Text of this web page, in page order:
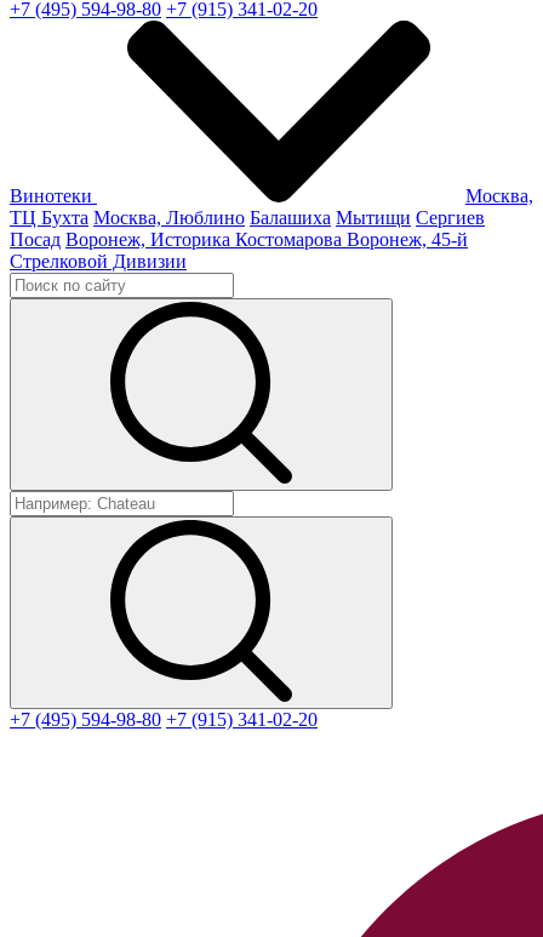
+7 (495) 594-98-80 +7 (915) 341-02-20
Винотеки
Москва,
ТЦ Бухта Москва, Люблино Балашиха Мытищи Сергиев
Посад Воронеж, Историка Костомарова Воронеж, 45-й
Стрелковой Дивизии
+7 (495) 594-98-80 +7 (915) 341-02-20